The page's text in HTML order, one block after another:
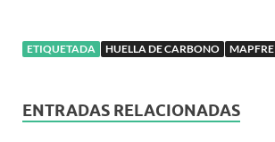
ETIQUETADA HUELLA DE CARBONO MAPFRE
ENTRADAS RELACIONADAS